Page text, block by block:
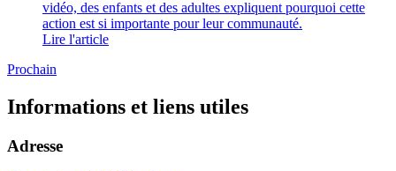
vidéo, des enfants et des adultes expliquent pourquoi cette
action est si importante pour leur communauté.
Lire l'article
Prochain
Informations et liens utiles
Adresse